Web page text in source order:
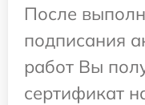
После
подписания
работ Вы
сертификат